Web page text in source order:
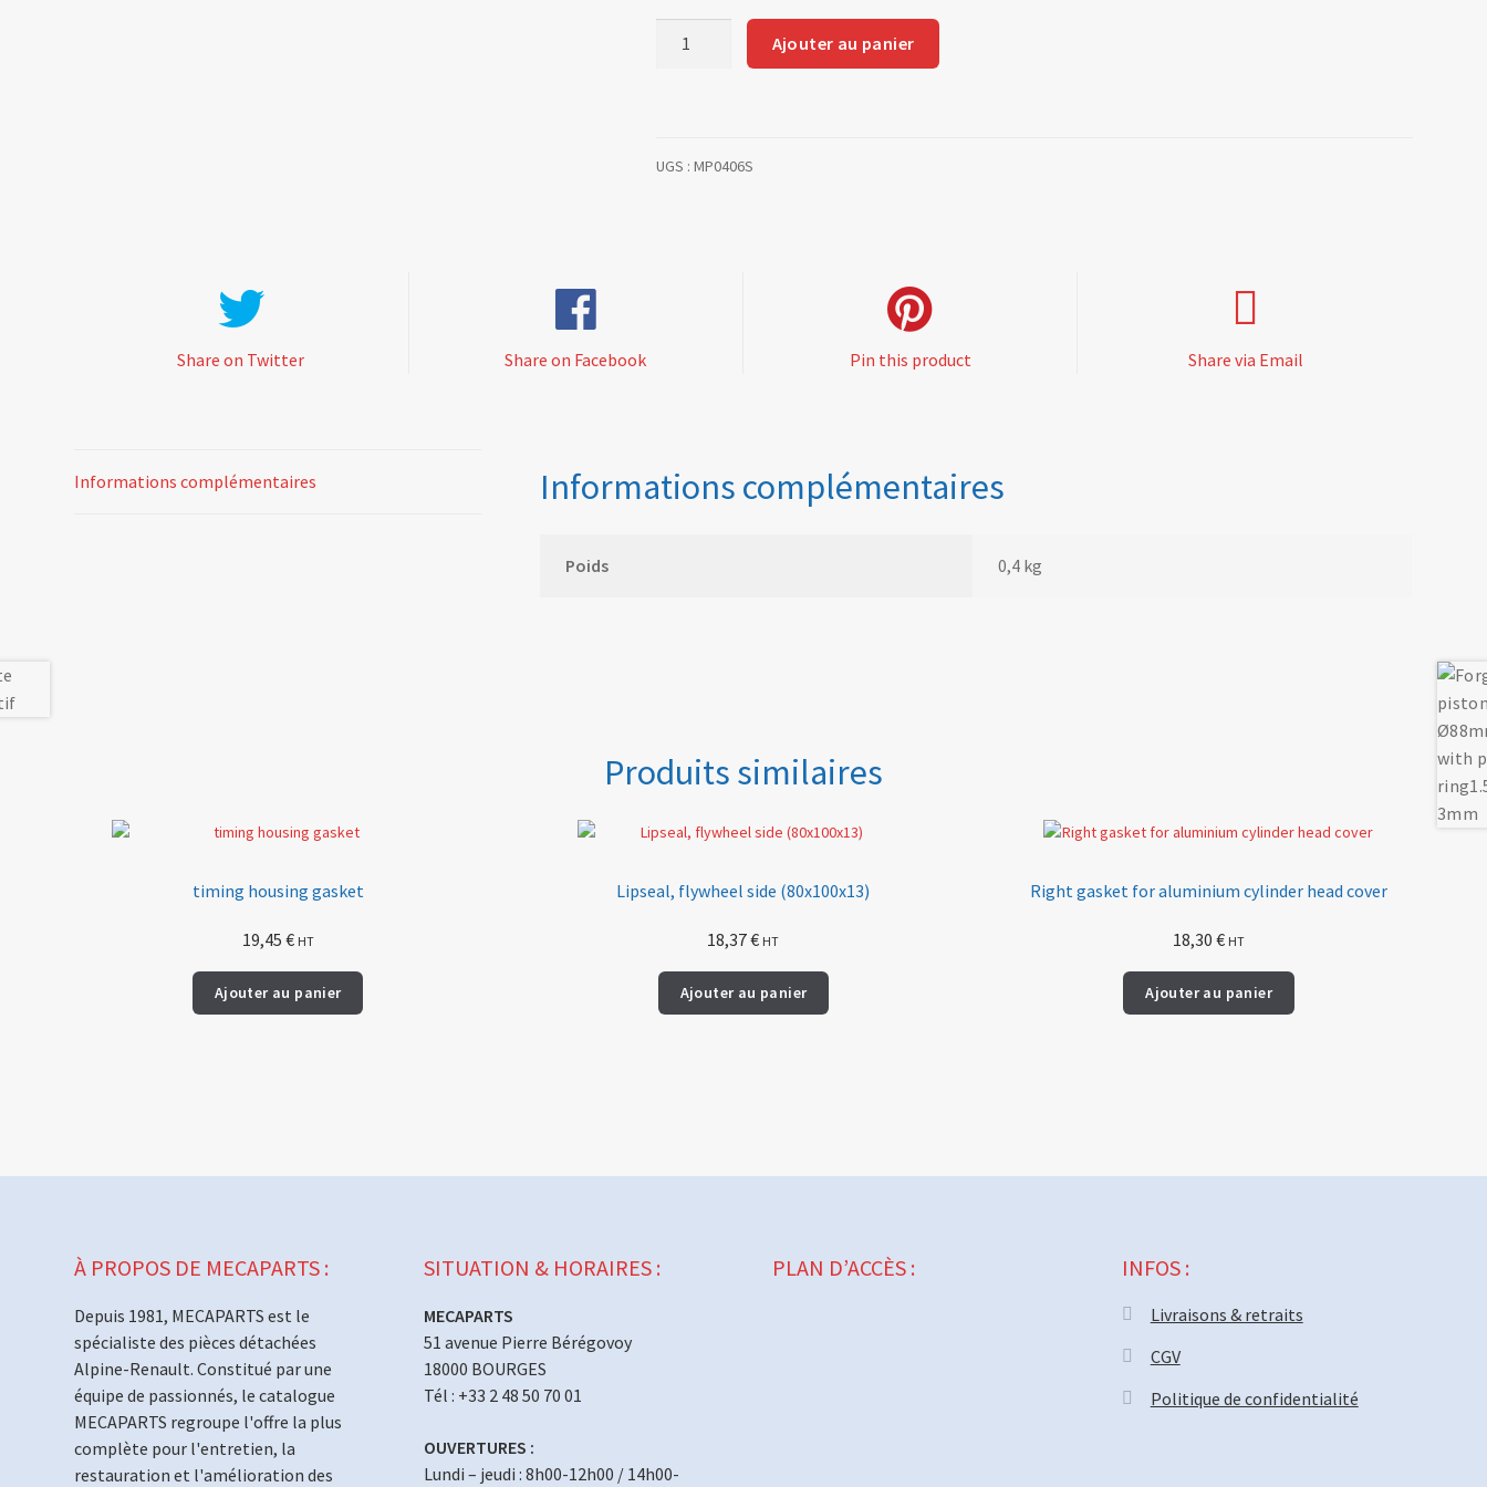
(for
Ajouter au panier
UGS :MP0406S
Share on Twitter Share on Facebook Pin this product Share via Email
Informations complémentaires Informations complémentaires
Poids 0,4 kg
Produits similaires
timing housing gasket
19,45 € HT
Ajouter au panier
Lipseal, flywheel side (80x100x13)
18,37€ HT
Ajouter au panier
Right gasket for aluminium cylinder head cover
18,30€ HT
Ajouter au panier
À PROPOS DE MECAPARTS :
Depuis 1981, MECAPARTS est le
spécialiste des pièces détachées
Alpine-Renault. Constitué par une
équipe de passionnés, le catalogue
MECAPARTS regroupe l'offre la plus
complète pour l'entretien, la
restauration et l'amélioration des
SITUATION & HORAIRES :
MECAPARTS
51 avenue Pierre Bérégovoy
18000 BOURGES
Tél : +33 2 48 50 70 01
OUVERTURES :
Lundi – jeudi : 8h00-12h00 / 14h00-
PLAN D’ACCÈS : INFOS :
Livraisons & retraits
CGV
Politique de confidentialité